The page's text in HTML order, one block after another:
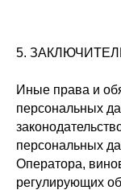
5.
Иные права и
персональных
персональных
Оператора,
регулирующих